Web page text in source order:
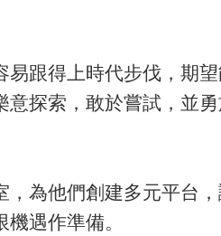
跟得上時代步伐，期
探索，敢於嘗試，並勇
為他們創建多元平台
遇作準備。